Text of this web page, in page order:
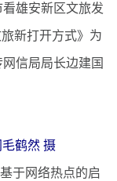
雄安新区文旅发
新打开方式》为
信局局长边建国
鹤然 摄
于网络热点的启